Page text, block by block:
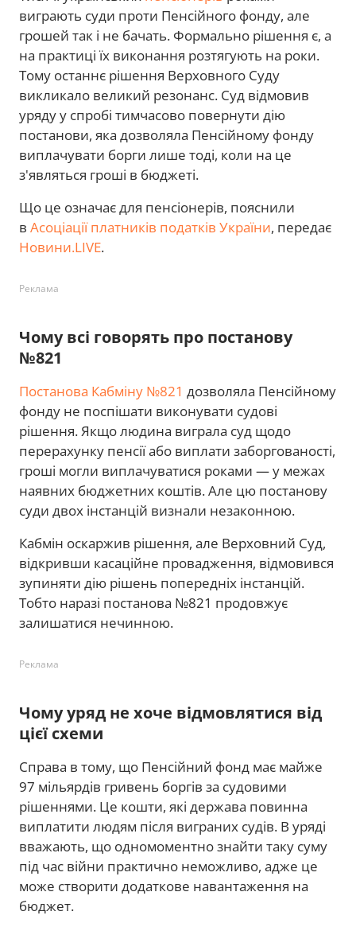
виграють суди проти Пенсійного фонду, але
грошей так і не бачать. Формально рішення є, а
на практиці їх виконання розтягують на роки.
Тому останнє рішення Верховного Суду
викликало великий резонанс. Суд відмовив
уряду у спробі тимчасово повернути дію
постанови, яка дозволяла Пенсійному фонду
виплачувати борги лише тоді, коли на це
з'являться гроші в бюджеті.
Що це означає для пенсіонерів, пояснили
в Асоціації платників податків України, передає
Новини.LIVE.
Реклама
Чому всі говорять про постанову
№821
Постанова Кабміну №821 дозволяла Пенсійному
фонду не поспішати виконувати судові
рішення. Якщо людина виграла суд щодо
перерахунку пенсії або виплати заборгованості,
гроші могли виплачуватися роками — у межах
наявних бюджетних коштів. Але цю постанову
суди двох інстанцій визнали незаконною.
Кабмін оскаржив рішення, але Верховний Суд,
відкривши касаційне провадження, відмовився
зупиняти дію рішень попередніх інстанцій.
Тобто наразі постанова №821 продовжує
залишатися нечинною.
Реклама
Чому уряд не хоче відмовлятися від
цієї схеми
Справа в тому, що Пенсійний фонд має майже
97 мільярдів гривень боргів за судовими
рішеннями. Це кошти, які держава повинна
виплатити людям після виграних судів. В уряді
вважають, що одномоментно знайти таку суму
під час війни практично неможливо, адже це
може створити додаткове навантаження на
бюджет.